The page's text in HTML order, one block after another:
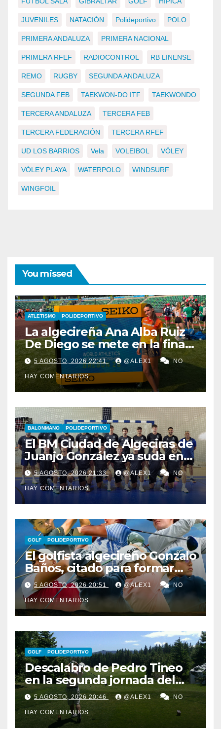
JUVENILES NATACIÓN Polideportivo POLO
PRIMERA ANDALUZA PRIMERA NACIONAL
PRIMERA RFEF RADIOCONTROL RB LINENSE
REMO RUGBY SEGUNDA ANDALUZA
SEGUNDA FEB TAEKWON-DO ITF TAEKWONDO
TERCERA ANDALUZA TERCERA FEB
TERCERA FEDERACIÓN TERCERA RFEF
UD LOS BARRIOS Vela VOLEIBOL VÓLEY
VÓLEY PLAYA WATERPOLO WINDSURF
WINGFOIL
You missed
ATLETISMO POLIDEPORTIVO
La algecireña Ana Alba Ruiz
De Diego se mete en la final
del Mundial Sub-20 con el
Relevo Mixto de 4×400
5 AGOSTO, 2026 22:41 @ALEX1 NO
HAY COMENTARIOS
BALONMANO POLIDEPORTIVO
El BM Ciudad de Algeciras de
Juanjo González ya suda en
pretemporada con dos
fichajes: Florin Pop y Álex
González
5 AGOSTO, 2026 21:33 @ALEX1 NO
HAY COMENTARIOS
GOLF POLIDEPORTIVO
El golfista algecireño Gonzalo
Baños, citado para formar
parte del equipo europeo en
el Jacques Léglise Trophy
5 AGOSTO, 2026 20:51 @ALEX1 NO
HAY COMENTARIOS
GOLF POLIDEPORTIVO
Descalabro de Pedro Tineo
en la segunda jornada del
Reid Trophy y Marcos
Ledesma pasa el corte por
‘los pelos’
5 AGOSTO, 2026 20:46 @ALEX1 NO
HAY COMENTARIOS